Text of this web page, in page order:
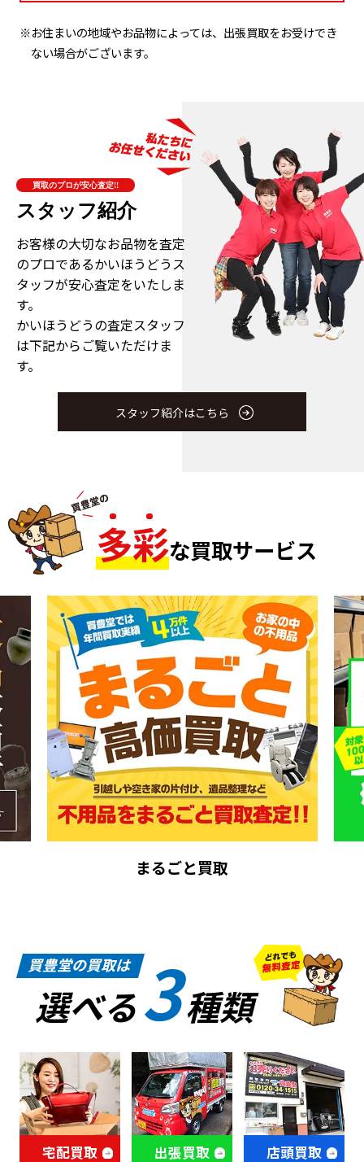
※お住まいの地域やお品物によっては、出張買取をお受けでき
ない場合がございます。
買取のプロが安心査定!!
スタッフ紹介
お客様の大切なお品物を査定
のプロであるかいほうどうス
タッフが安心査定をいたしま
す。
かいほうどうの査定スタッフ
は下記からご覧いただけま
す。
スタッフ紹介はこちら
多彩な買取サービス
まるごと買取
買豊堂の買取は
選べる3種類
宅配買取 出張買取 店頭買取